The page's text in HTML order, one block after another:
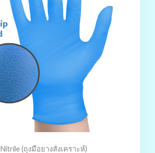
Nitrile (ถุงมือยางสังเคราะห์)